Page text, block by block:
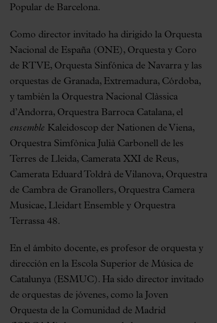
Popular de Barcelona.
Como director invitado ha dirigido la Orquesta
Nacional de España (ONE), Orquesta y Coro
de RTVE, Orquesta Sinfónica de Navarra y las
orquestas de Granada, Extremadura, Córdoba,
y también la Orquestra Nacional Clàssica
d’Andorra, Orquestra Barroca Catalana, el
ensemble Kaleidoscop der Nationen de Viena,
Orquestra Simfònica Julià Carbonell de les
Terres de Lleida, Camerata XXI de Reus,
Camerata Eduard Toldrà de Vilanova, Orquestra
de Cambra de Granollers, Orquestra Camera
Musicae, Lleidart Ensemble y Orquestra
Terrassa 48.
En el ámbito docente, es profesor de orquesta y
dirección en la Escola Superior de Música de
Catalunya (ESMUC). Ha sido director invitado
de orquestas de jóvenes, como la Joven
Orquesta de la Comunidad de Madrid